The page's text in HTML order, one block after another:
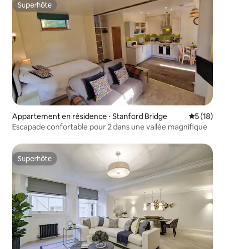
Superhôte
Superhôte
Appartement en résidence ⋅ Stanford Bridge
5 (18)
Escapade confortable pour 2 dans une vallée magnifique
Superhôte
Superhôte